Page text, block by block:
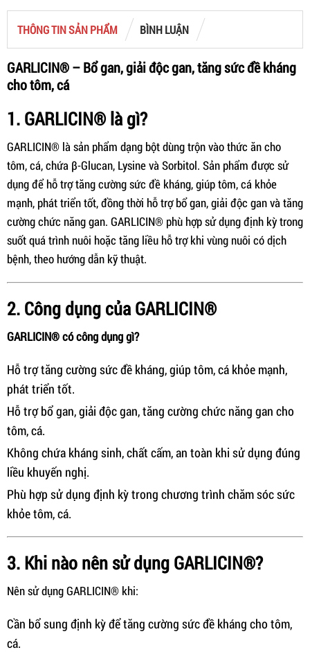
THÔNG TIN SẢN PHẨM BÌNH LUẬN
GARLICIN® – Bổ gan, giải độc gan, tăng sức đề kháng
cho tôm, cá
1. GARLICIN® là gì?
GARLICIN® là sản phẩm dạng bột dùng trộn vào thức ăn cho
tôm, cá, chứa β-Glucan, Lysine và Sorbitol. Sản phẩm được sử
dụng để hỗ trợ tăng cường sức đề kháng, giúp tôm, cá khỏe
mạnh, phát triển tốt, đồng thời hỗ trợ bổ gan, giải độc gan và tăng
cường chức năng gan. GARLICIN® phù hợp sử dụng định kỳ trong
suốt quá trình nuôi hoặc tăng liều hỗ trợ khi vùng nuôi có dịch
bệnh, theo hướng dẫn kỹ thuật.
2. Công dụng của GARLICIN®
GARLICIN® có công dụng gì?
Hỗ trợ tăng cường sức đề kháng, giúp tôm, cá khỏe mạnh,
phát triển tốt.
Hỗ trợ bổ gan, giải độc gan, tăng cường chức năng gan cho
tôm, cá.
Không chứa kháng sinh, chất cấm, an toàn khi sử dụng đúng
liều khuyến nghị.
Phù hợp sử dụng định kỳ trong chương trình chăm sóc sức
khỏe tôm, cá.
3. Khi nào nên sử dụng GARLICIN®?
Nên sử dụng GARLICIN® khi:
Cần bổ sung định kỳ để tăng cường sức đề kháng cho tôm,
cá.